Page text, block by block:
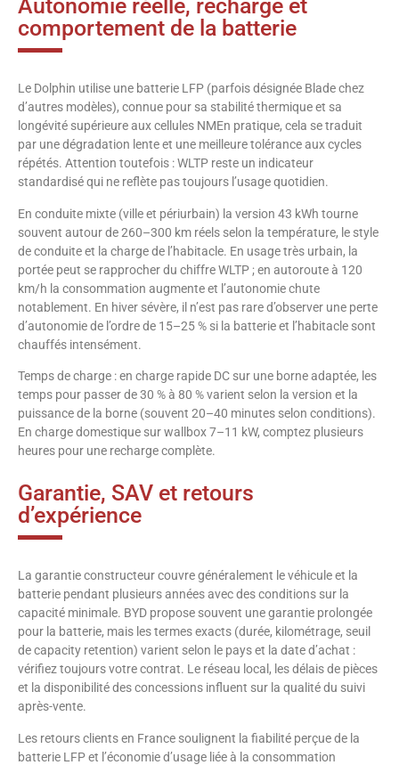
Autonomie réelle, recharge et
comportement de la batterie
Le Dolphin utilise une batterie LFP (parfois désignée Blade chez
d’autres modèles), connue pour sa stabilité thermique et sa
longévité supérieure aux cellules NMEn pratique, cela se traduit
par une dégradation lente et une meilleure tolérance aux cycles
répétés. Attention toutefois : WLTP reste un indicateur
standardisé qui ne reflète pas toujours l’usage quotidien.
En conduite mixte (ville et périurbain) la version 43 kWh tourne
souvent autour de 260–300 km réels selon la température, le style
de conduite et la charge de l’habitacle. En usage très urbain, la
portée peut se rapprocher du chiffre WLTP ; en autoroute à 120
km/h la consommation augmente et l’autonomie chute
notablement. En hiver sévère, il n’est pas rare d’observer une perte
d’autonomie de l’ordre de 15–25 % si la batterie et l’habitacle sont
chauffés intensément.
Temps de charge : en charge rapide DC sur une borne adaptée, les
temps pour passer de 30 % à 80 % varient selon la version et la
puissance de la borne (souvent 20–40 minutes selon conditions).
En charge domestique sur wallbox 7–11 kW, comptez plusieurs
heures pour une recharge complète.
Garantie, SAV et retours
d’expérience
La garantie constructeur couvre généralement le véhicule et la
batterie pendant plusieurs années avec des conditions sur la
capacité minimale. BYD propose souvent une garantie prolongée
pour la batterie, mais les termes exacts (durée, kilométrage, seuil
de capacity retention) varient selon le pays et la date d’achat :
vérifiez toujours votre contrat. Le réseau local, les délais de pièces
et la disponibilité des concessions influent sur la qualité du suivi
après-vente.
Les retours clients en France soulignent la fiabilité perçue de la
batterie LFP et l’économie d’usage liée à la consommation